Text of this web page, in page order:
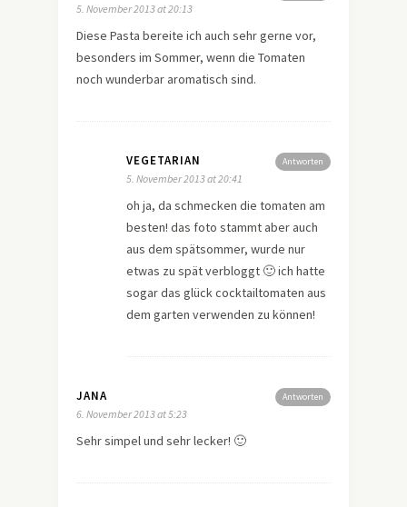
5. November 2013 at 20:13
Diese Pasta bereite ich auch sehr gerne vor,
besonders im Sommer, wenn die Tomaten
noch wunderbar aromatisch sind.
Antworten
VEGETARIAN
5. November 2013 at 20:41
oh ja, da schmecken die tomaten am
besten! das foto stammt aber auch
aus dem spätsommer, wurde nur
etwas zu spät verbloggt 🙂 ich hatte
sogar das glück cocktailtomaten aus
dem garten verwenden zu können!
Antworten
JANA
6. November 2013 at 5:23
Sehr simpel und sehr lecker! 🙂